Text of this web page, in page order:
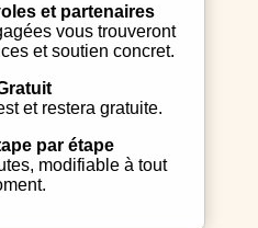
et partenaires
vous trouveront
et soutien concret.
et restera gratuite.
par étape
modifiable à tout